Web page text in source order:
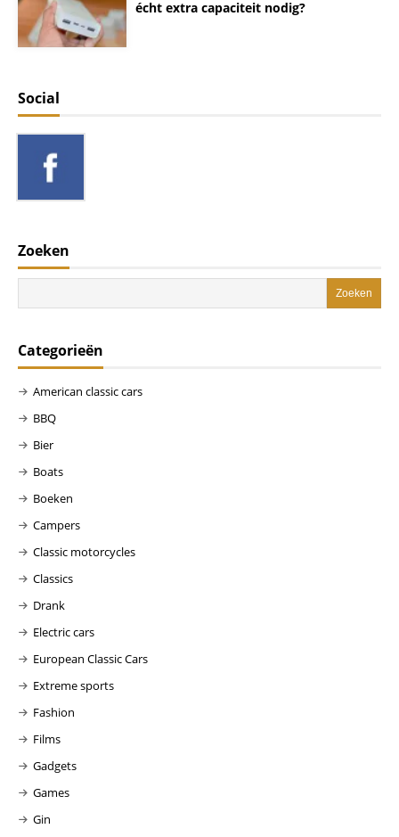
écht extra capaciteit nodig?
Social
Zoeken
Categorieën
American classic cars
BBQ
Bier
Boats
Boeken
Campers
Classic motorcycles
Classics
Drank
Electric cars
European Classic Cars
Extreme sports
Fashion
Films
Gadgets
Games
Gin